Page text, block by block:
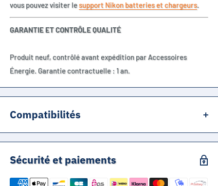
vous pouvez visiter lesupport Nikon batteries et chargeurs.
GARANTIE ET CONTRÔLE QUALITÉ
Produit neuf, contrôlé avant expédition par Accessoires
Énergie. Garantie contractuelle : 1 an.
Compatibilités
Nikon D40
Nikon D40x
Sécurité et paiements